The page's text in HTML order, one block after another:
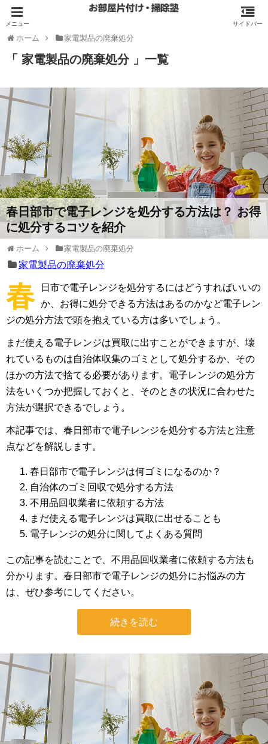
ホーム 家電製品の廃棄処分
「 家電製品の廃棄処分 」一覧
春日部市で電子レンジを処分する方法は？ お得
に処分するコツを紹介
ホーム 家電製品の廃棄処分
家電製品の廃棄処分
春
日市で電子レンジを処分するにはどうすればいいの
か、お得に処分できる方法はあるのかなど電子レン
ジの処分方法で頭を抱えている方は多いでしょう。
まだ使える電子レンジは買取に出すことができますが、壊
れているものは自治体収集のゴミとして処分するか、その
ほかの方法で捨てる必要があります。電子レンジの処分方
法をいくつか把握しておくと、そのときの状況に合わせた
方法が選択できるでしょう。
本記事では、春日部市で電子レンジを処分する方法と注意
点などを解説します。
春日部市で電子レンジは何ゴミになるのか？
自治体のゴミ回収で処分する方法
不用品回収業者に依頼する方法
まだ使える電子レンジは買取に出せることも
電子レンジの処分に関してよくある質問
この記事を読むことで、不用品回収業者に依頼する方法も
分かります。春日部市で電子レンジの処分にお悩みの方
は、ぜひ参考にしてください。
続きを読む